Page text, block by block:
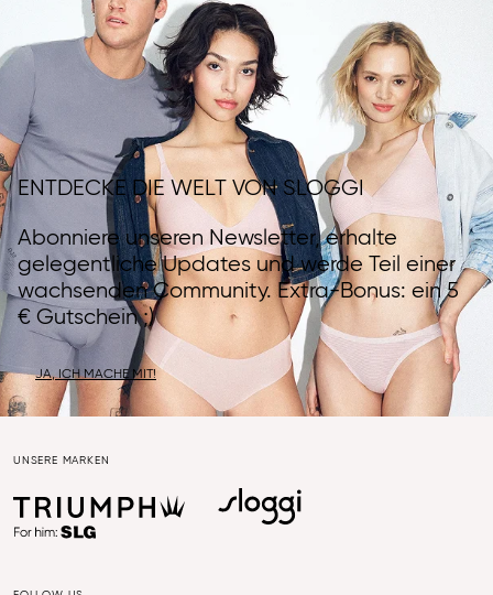
ENTDECKE DIE WELT VON SLOGGI
Abonniere unseren Newsletter, erhalte
gelegentliche Updates und werde Teil einer
wachsenden Community. Extra-Bonus: ein 5
€ Gutschein ;)
JA, ICH MACHE MIT!
UNSERE MARKEN